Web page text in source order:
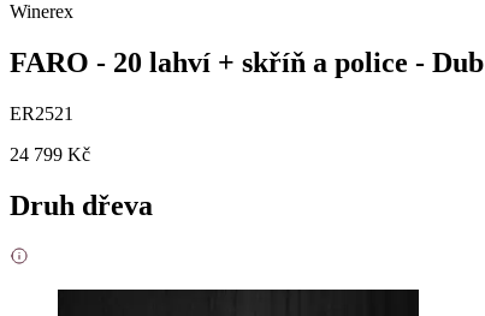
Winerex
FARO - 20 lahví + skříň a police - Dub
ER2521
24 799 Kč
Druh dřeva